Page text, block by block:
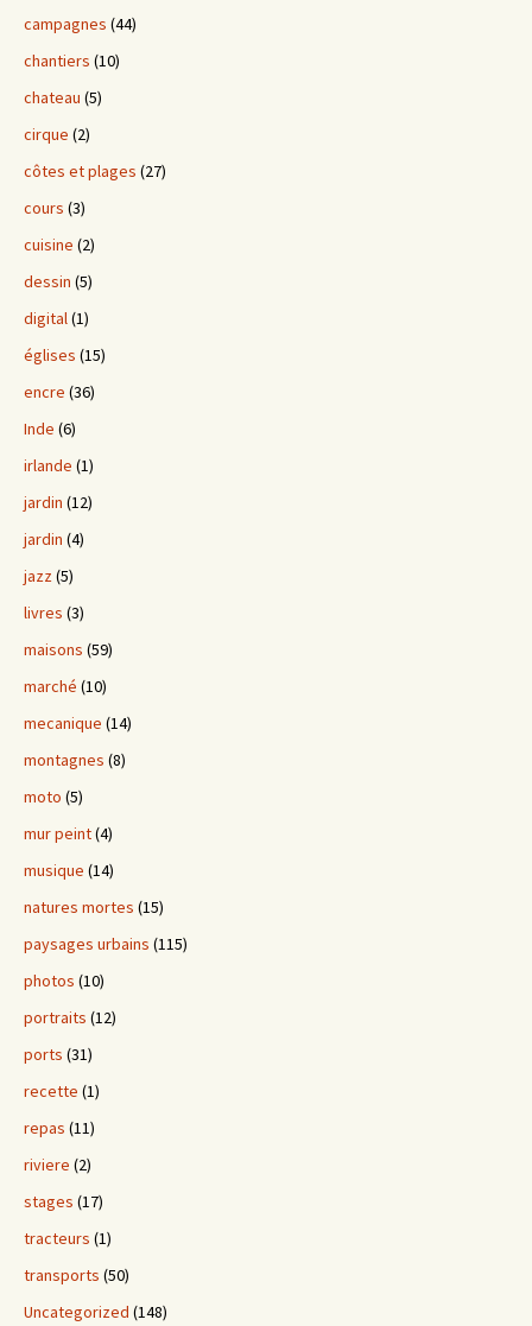
campagnes (44)
chantiers (10)
chateau (5)
cirque (2)
côtes et plages (27)
cours (3)
cuisine (2)
dessin (5)
digital(1)
églises (15)
encre (36)
Inde (6)
irlande (1)
jardin (12)
jardin (4)
jazz(5)
livres (3)
maisons (59)
marché (10)
mecanique (14)
montagnes (8)
moto (5)
mur peint(4)
musique (14)
natures mortes (15)
paysages urbains (115)
photos (10)
portraits (12)
ports (31)
recette (1)
repas (11)
riviere (2)
stages (17)
tracteurs (1)
transports (50)
Uncategorized (148)